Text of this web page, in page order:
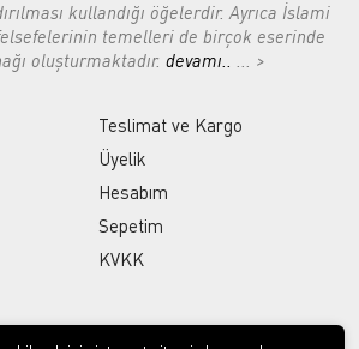
kullandığı öğelerdir. Ayrıca İslami
temelleri de birçok eserinde
oluşturmaktadır. devamı.. ... >
Teslimat ve Kargo
Üyelik
Hesabım
Sepetim
KVKK